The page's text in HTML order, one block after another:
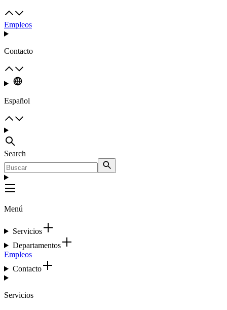
Empleos
Contacto
Español
Search
Menú
Servicios
Departamentos
Empleos
Contacto
Servicios